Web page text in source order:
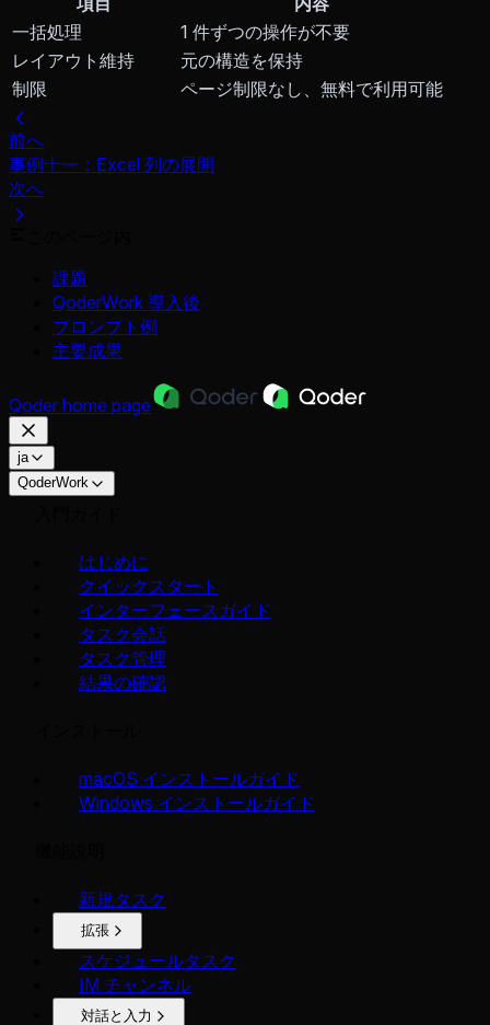
一括処理
1 件ずつの操作が不要
レイアウト維持
元の構造を保持
制限
ページ制限なし、無料で利用可能
前へ
事例十一：Excel 列の展開
次へ
課題
QoderWork 導入後
プロンプト例
主要成果
Qoder home page
ja
QoderWork
はじめに
クイックスタート
インターフェースガイド
タスク会話
タスク管理
結果の確認
macOS インストールガイド
Windows インストールガイド
新規タスク
拡張
スケジュールタスク
IM チャンネル
対話と入力